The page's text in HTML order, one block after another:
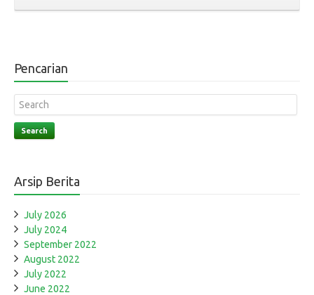
Pencarian
Search
Arsip Berita
July 2026
July 2024
September 2022
August 2022
July 2022
June 2022